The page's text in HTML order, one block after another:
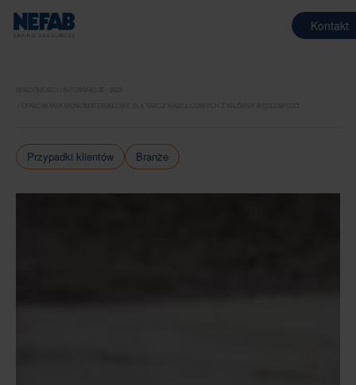
Kontakt
WIADOMOŚCI I INFORMACJE
OPAKOWANIA MONOMATERIAŁOWE DLA TARCZ HAMULCOWYCH Z WŁÓKNA WĘGLOWEGO
Przypadki klientów Branże